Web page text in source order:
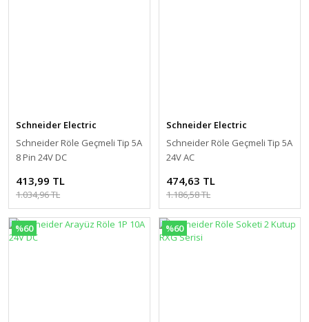
Schneider Electric
Schneider Röle Geçmeli Tip 5A
8 Pin 24V DC
413,99 TL
1.034,96 TL
Schneider Electric
Schneider Röle Geçmeli Tip 5A
24V AC
474,63 TL
1.186,58 TL
%60 %60